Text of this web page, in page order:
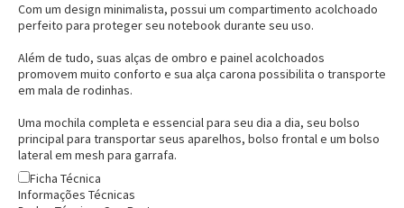
Entrega Flash
Cartão de crédito
Pagamento via Pix
Retire na Loja
Com um design minimalista, possui um compartimento acolchoado
perfeito para proteger seu notebook durante seu uso.
Além de tudo, suas alças de ombro e painel acolchoados
promovem muito conforto e sua alça carona possibilita o transporte
em mala de rodinhas.
Uma mochila completa e essencial para seu dia a dia, seu bolso
principal para transportar seus aparelhos, bolso frontal e um bolso
lateral em mesh para garrafa.
Ficha Técnica
Informações Técnicas